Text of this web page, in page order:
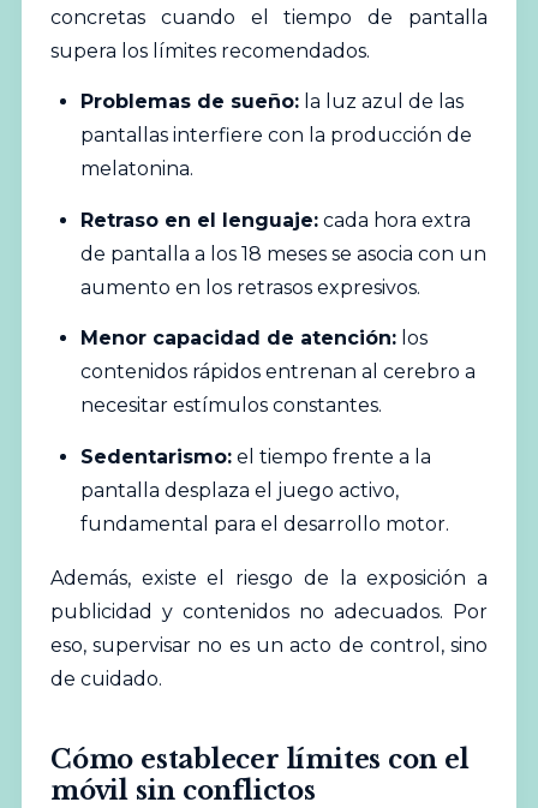
concretas cuando el tiempo de pantalla
supera los límites recomendados.
Problemas de sueño: la luz azul de las
pantallas interfiere con la producción de
melatonina.
Retraso en el lenguaje: cada hora extra
de pantalla a los 18 meses se asocia con un
aumento en los retrasos expresivos.
Menor capacidad de atención: los
contenidos rápidos entrenan al cerebro a
necesitar estímulos constantes.
Sedentarismo: el tiempo frente a la
pantalla desplaza el juego activo,
fundamental para el desarrollo motor.
Además, existe el riesgo de la exposición a
publicidad y contenidos no adecuados. Por
eso, supervisar no es un acto de control, sino
de cuidado.
Cómo establecer límites con el
móvil sin conflictos